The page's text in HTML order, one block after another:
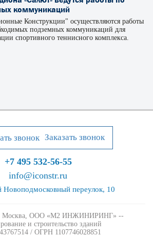
коммуникаций
Конструкции" осуществляются работы
подземных коммуникаций для
спортивного теннисного комплекса.
Заказать звонок
+7 495 532-56-55
info@iconstr.ru
Новоподмосковный переулок, 10
Москва, ООО «М2 ИНЖИНИРИНГ» --
и строительство зданий
/ ОГРН 1107746028851